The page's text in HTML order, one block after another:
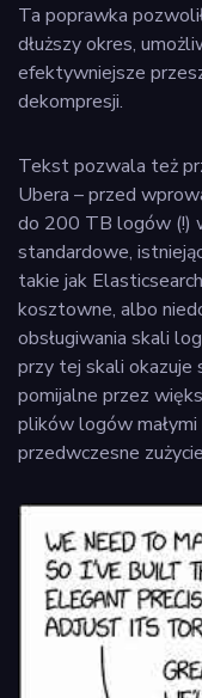
Ta poprawka
dłuższy okres,
efektywniejsze
dekompresji.
Tekst pozwala też
Ubera – przed
do 200 TB logów (!)
standardowe,
takie jak
kosztowne, albo
obsługiwania skali
przy tej skali okazuje
pomijalne przez
plików logów
przedwczesne